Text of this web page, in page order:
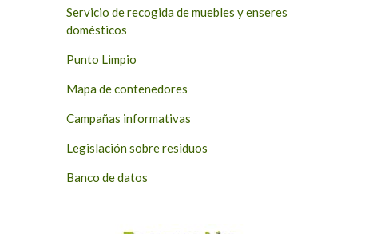
Servicio de recogida de muebles y enseres
domésticos
Punto Limpio
Mapa de contenedores
Campañas informativas
Legislación sobre residuos
Banco de datos